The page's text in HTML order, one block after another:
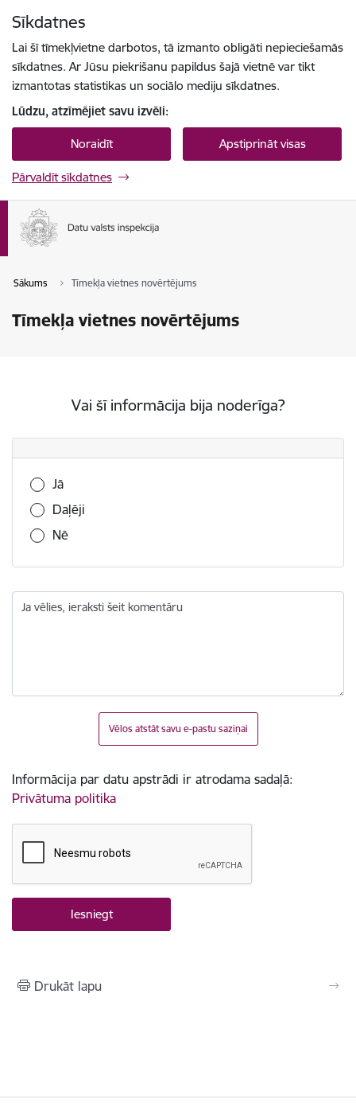
Sīkdatnes
Lai šī tīmekļvietne darbotos, tā izmanto obligāti nepieciešamās
sīkdatnes. Ar Jūsu piekrišanu papildus šajā vietnē var tikt
izmantotas statistikas un sociālo mediju sīkdatnes.
Lūdzu, atzīmējiet savu izvēli:
Noraidīt Apstiprināt visas
Pārvaldīt sīkdatnes
Sākums Tīmekļa vietnes novērtējums
Tīmekļa vietnes novērtējums
Vai šī informācija bija noderīga?
Vai šī informācija bija noderīga?
Jā
Daļēji
Nē
Ja vēlies, ieraksti šeit komentāru
Vēlos atstāt savu e-pastu saziņai
Informācija par datu apstrādi ir atrodama sadaļā:
Privātuma politika
Drukāt lapu